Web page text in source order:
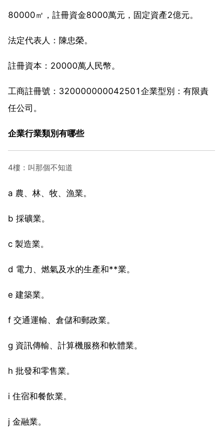
80000㎡，註冊資金8000萬元，固定資產2億元。
法定代表人：陳忠榮。
註冊資本：20000萬人民幣。
工商註冊號：320000000042501企業型別：有限責
任公司。
企業行業類別有哪些
4樓：叫那個不知道
a 農、林、牧、漁業。
b 採礦業。
c 製造業。
d 電力、燃氣及水的生產和**業。
e 建築業。
f 交通運輸、倉儲和郵政業。
g 資訊傳輸、計算機服務和軟體業。
h 批發和零售業。
i 住宿和餐飲業。
j 金融業。